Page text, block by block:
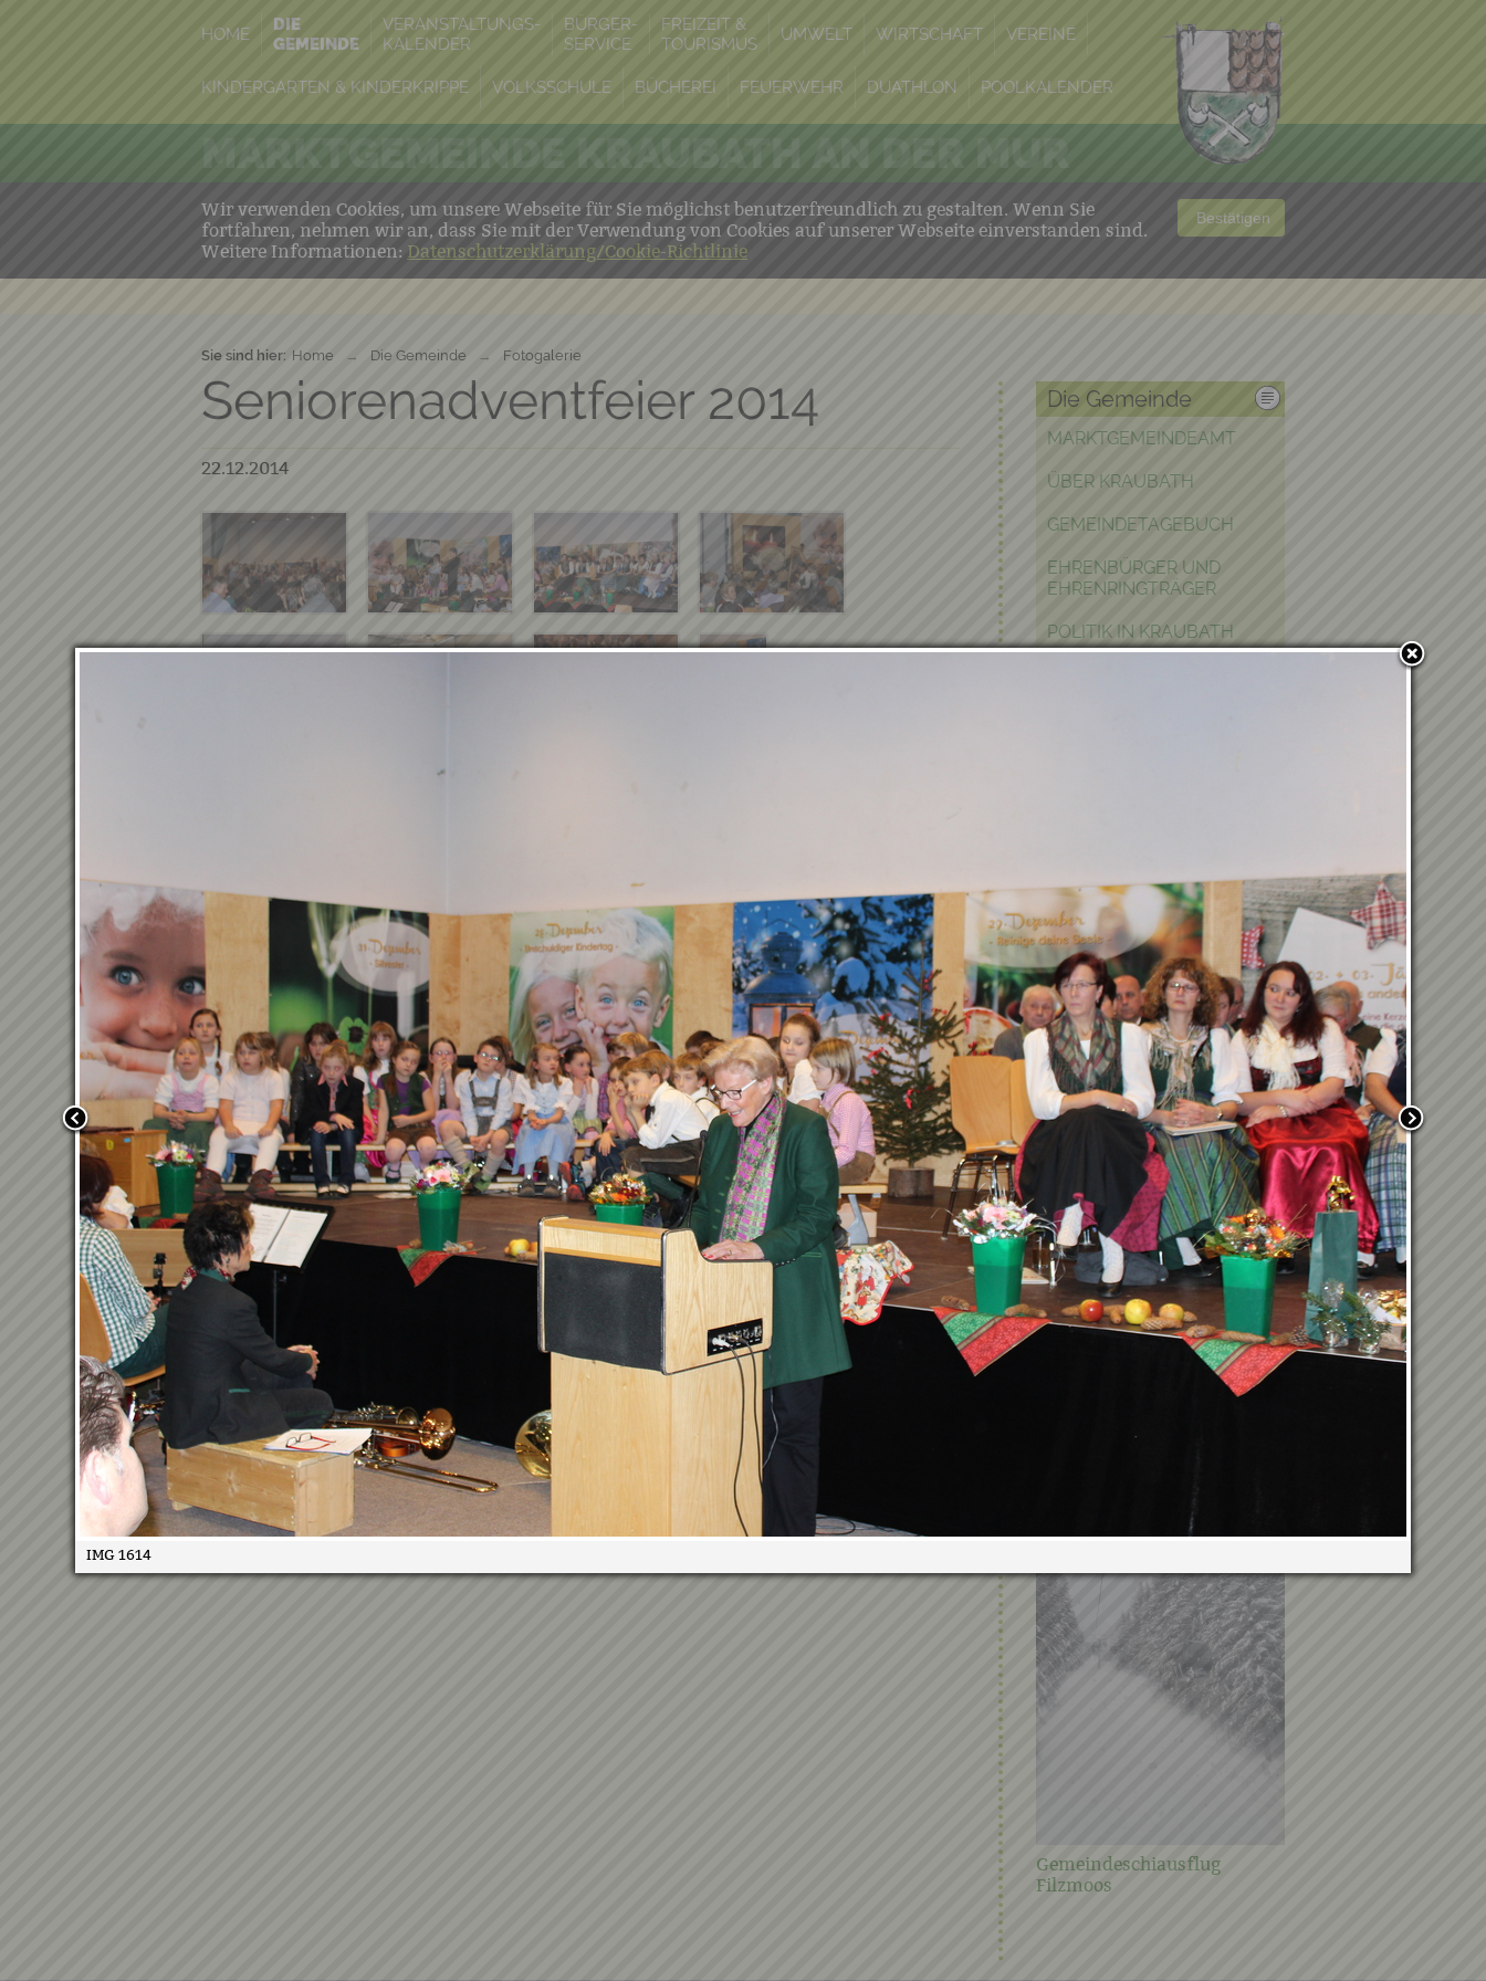
HOME
DIE
GEMEINDE
VERANSTALTUNGS-
KALENDER
BÜRGER-
SERVICE
FREIZEIT &
TOURISMUS
UMWELT WIRTSCHAFT VEREINE
KINDERGARTEN & KINDERKRIPPE VOLKSSCHULE BÜCHEREI FEUERWEHR DUATHLON POOLKALENDER
MARKTGEMEINDE KRAUBATH AN DER MUR
Wir verwenden Cookies, um unsere Webseite für Sie möglichst benutzerfreundlich zu gestalten. Wenn Sie
fortfahren, nehmen wir an, dass Sie mit der Verwendung von Cookies auf unserer Webseite einverstanden sind.
Weitere Informationen: Datenschutzerklärung/Cookie-Richtlinie
Bestätigen
Sie sind hier: Home → Die Gemeinde → Fotogalerie
Seniorenadventfeier 2014
22.12.2014
Zurück
Die Gemeinde
MARKTGEMEINDEAMT
ÜBER KRAUBATH
GEMEINDETAGEBUCH
EHRENBÜRGER UND
EHRENRINGTRÄGER
POLITIK IN KRAUBATH
Du hast Lust, Teil unseres
Teams zu werden?
03.07.2026 - Bericht vom
Ausflug nach Kärnten
12.06.2026 - Eröffnung des
Landesbüros - ÖRHB
Landesgruppe Steiermark
18.04.2026 - Frühjahrsputz
2026
08.04.2026 -
Abschlussveranstaltung
Blumenschmuckbewerb
05.04.2026 - Osterweckruf
14.03.20206 - 1. Hosn-owi-
Turnier
Weltmeisterliche
Rettungshundearbeit in
Kraubath an der Mur
Hallenfußballturnier
Gemeindeschiausflug
Filzmoos
IMG 1614